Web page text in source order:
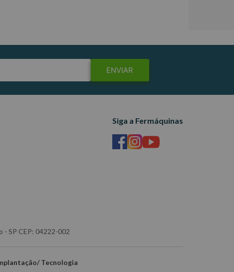
ENVIAR
- SP CEP: 04222-002
Siga a Fermáquinas
Tecnologia